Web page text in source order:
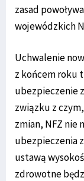
zasad
wojewódzkich
Uchwalenie
z końcem roku
ubezpieczenie
związku z
zmian, NFZ nie
ubezpieczenia
ustawą
zdrowotne